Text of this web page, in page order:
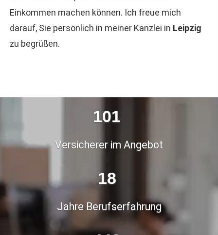
Einkommen machen können. Ich freue mich
darauf, Sie persönlich in meiner Kanzlei in Leipzig
zu begrüßen.
127
Versicherer im Angebot
23
Jahre Berufserfahrung